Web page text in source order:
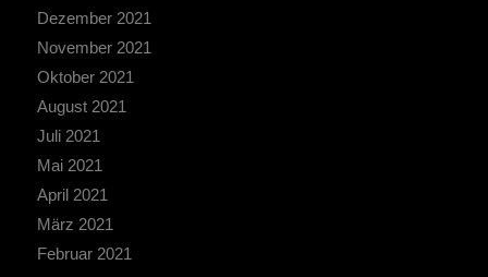
Dezember 2021
November 2021
Oktober 2021
August 2021
Juli 2021
Mai 2021
April 2021
März 2021
Februar 2021